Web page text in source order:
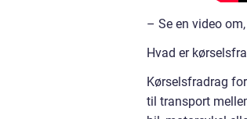
– Se en video
Hvad er
Kørselsfradrag
til transport